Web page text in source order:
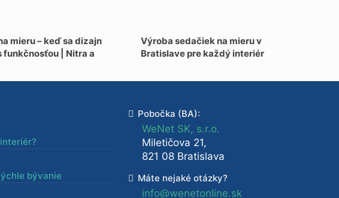
mieru – keď sa dizajn
funkčnosťou | Nitra a
Výroba sedačiek na mieru v
Bratislave pre každý interiér
bývanie
Pobočka (BA):
WeNet SK, s.r.o.
Miletičova 21,
821 08 Bratislava
Máte nejaké otázky?
info@wenetonline.sk